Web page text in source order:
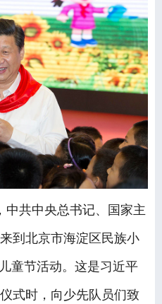
共中央总书记、国家主
到北京市海淀区民族小
童节活动。这是习近平
式时，向少先队员们致